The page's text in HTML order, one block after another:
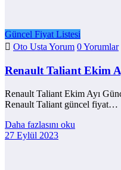
Güncel Fiyat Listesi
Oto Usta Yorum 0 Yorumlar
Renault Taliant Ekim
Renault Taliant Ekim Ayı
Renault Taliant güncel fiyat…
Daha fazlasını oku
27 Eylül 2023